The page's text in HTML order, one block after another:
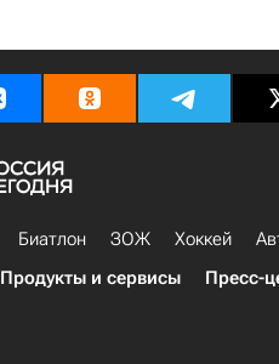
Биатлон ЗОЖ Хоккей
Продукты и сервисы Пресс-